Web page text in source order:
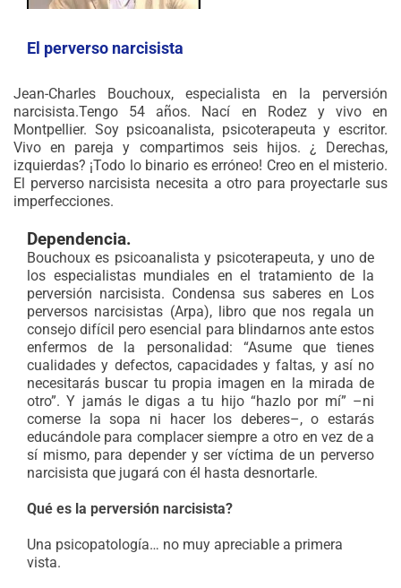
El perverso narcisista
Jean-Charles Bouchoux,
especialista en la perversión
narcisista.Tengo 54 años. Nací en Rodez y vivo en
Montpellier. Soy psicoanalista, psicoterapeuta y escritor.
Vivo en pareja y compartimos seis hijos. ¿ Derechas,
izquierdas? ¡Todo lo binario es erróneo! Creo en el misterio.
El perverso narcisista necesita a otro para proyectarle sus
imperfecciones.
Dependencia.
Bouchoux es psicoanalista y psicoterapeuta, y uno de
los especialistas mundiales en el tratamiento de la
perversión narcisista. Condensa sus saberes en Los
perversos narcisistas (Arpa), libro que nos regala un
consejo difícil pero esencial para blindarnos ante estos
enfermos de la personalidad: “Asume que tienes
cualidades y defectos, capacidades y faltas, y así no
necesitarás buscar tu propia imagen en la mirada de
otro”. Y jamás le digas a tu hijo “hazlo por mí” –ni
comerse la sopa ni hacer los deberes–, o estarás
educándole para complacer siempre a otro en vez de a
sí mismo, para depender y ser víctima de un perverso
narcisista que jugará con él hasta desnortarle.
Qué es la perversión narcisista?
Una psicopatología… no muy apreciable a primera
vista.